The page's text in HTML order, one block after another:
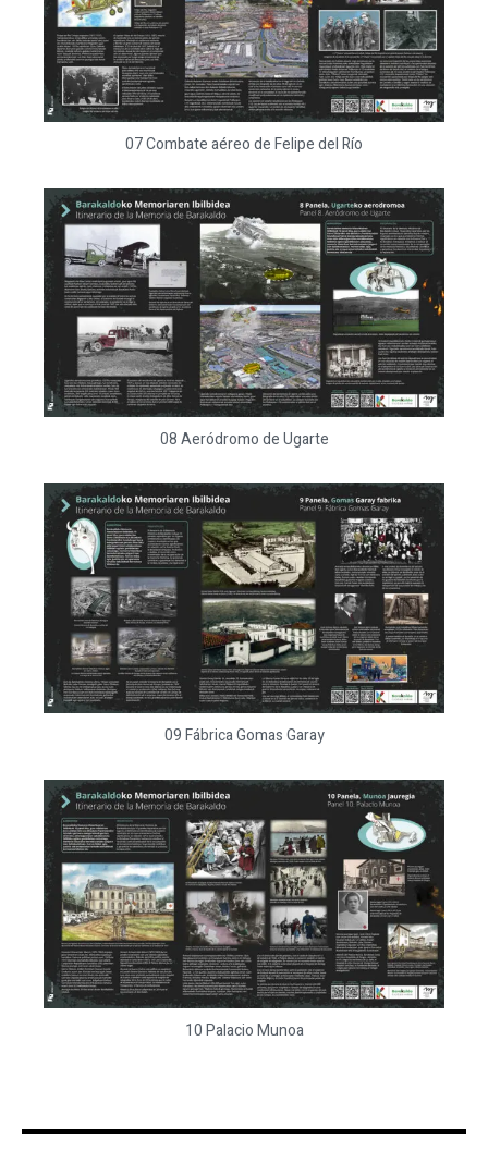
07 Combate aéreo de Felipe del Río
08 Aeródromo de Ugarte
09 Fábrica Gomas Garay
10 Palacio Munoa